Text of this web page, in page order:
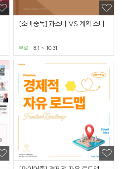
[소비중독] 과소비 VS 계획 소비
8.1 ~ 10.31
무료